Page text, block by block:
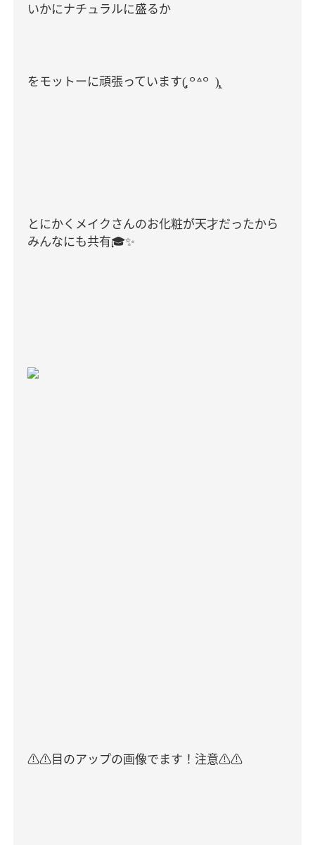
いかにナチュラルに盛るか
をモットーに頑張っています(̨̡ ꒪꒫꒪ )̧̢
とにかくメイクさんのお化粧が天才だったから
みんなにも共有🎓✨
⚠️⚠️目のアップの画像でます！注意⚠️⚠️